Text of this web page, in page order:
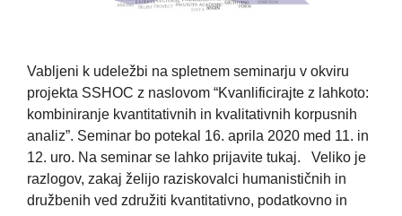
Vabljeni k udeležbi na spletnem seminarju v okviru
projekta SSHOC z naslovom “Kvanlificirajte z lahkoto:
kombiniranje kvantitativnih in kvalitativnih korpusnih
analiz”. Seminar bo potekal 16. aprila 2020 med 11. in
12. uro. Na seminar se lahko prijavite tukaj. Veliko je
razlogov, zakaj želijo raziskovalci humanističnih in
družbenih ved združiti kvantitativno, podatkovno in